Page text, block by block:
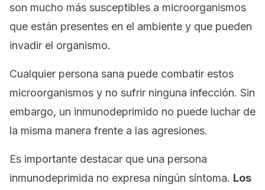
son mucho más susceptibles a microorganismos
que están presentes en el ambiente y que pueden
invadir el organismo.
Cualquier persona sana puede combatir estos
microorganismos y no sufrir ninguna infección. Sin
embargo, un inmunodeprimido no puede luchar de
la misma manera frente a las agresiones.
Es importante destacar que una persona
inmunodeprimida no expresa ningún síntoma. Los